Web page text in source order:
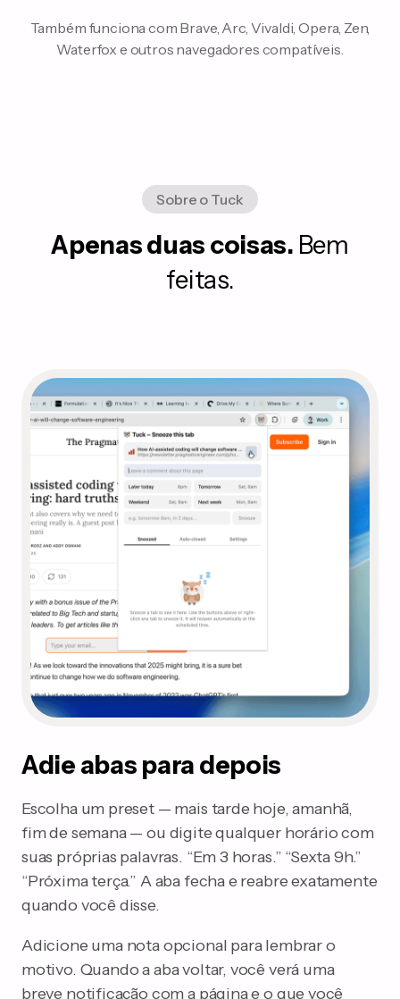
Também funciona com Brave, Arc, Vivaldi, Opera, Zen,
Waterfox e outros navegadores compatíveis.
Sobre o Tuck
Apenas duas coisas. Bem
feitas.
Adie abas para depois
Escolha um preset — mais tarde hoje, amanhã,
fim de semana — ou digite qualquer horário com
suas próprias palavras. “Em 3 horas.” “Sexta 9h.”
“Próxima terça.” A aba fecha e reabre exatamente
quando você disse.
Adicione uma nota opcional para lembrar o
motivo. Quando a aba voltar, você verá uma
breve notificação com a página e o que você